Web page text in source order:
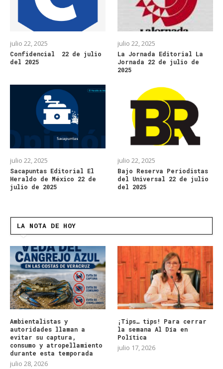
julio 22, 2025
Confidencial 22 de julio
del 2025
julio 22, 2025
La Jornada Editorial La
Jornada 22 de julio de
2025
julio 22, 2025
Sacapuntas Editorial El
Heraldo de México 22 de
julio de 2025
julio 22, 2025
Bajo Reserva Periodistas
del Universal 22 de julio
del 2025
LA NOTA DE HOY
Ambientalistas y
autoridades llaman a
evitar su captura,
consumo y atropellamiento
durante esta temporada
julio 28, 2026
¡Tips… tips! Para cerrar
la semana Al Día en
Política
julio 17, 2026